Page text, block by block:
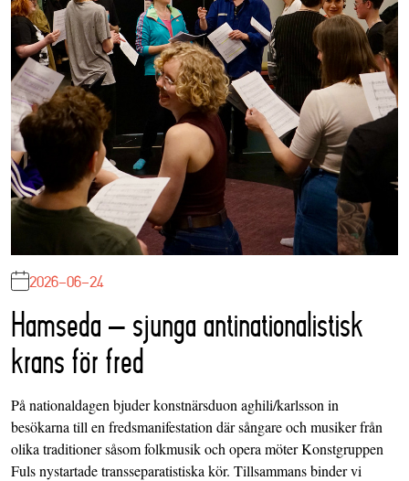
2026-06-24
Hamseda – sjunga antinationalistisk
krans för fred
På nationaldagen bjuder konstnärsduon aghili/karlsson in
besökarna till en fredsmanifestation där sångare och musiker från
olika traditioner såsom folkmusik och opera möter Konstgruppen
Fuls nystartade transseparatistiska kör. Tillsammans binder vi